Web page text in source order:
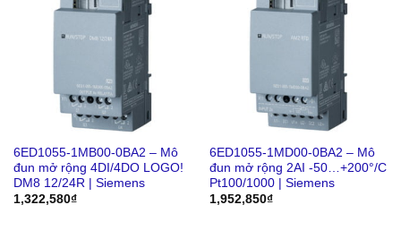
6ED1055-1MB00-0BA2 – Mô
đun mở rộng 4DI/4DO LOGO!
DM8 12/24R | Siemens
1,322,580₫
6ED1055-1MD00-0BA2 – Mô
đun mở rộng 2AI -50…+200°/C
Pt100/1000 | Siemens
1,952,850₫